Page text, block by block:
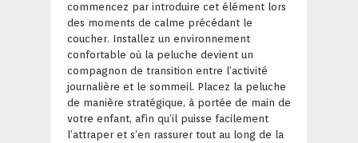
commencez par introduire cet élément lors
des moments de calme précédant le
coucher. Installez un environnement
confortable où la peluche devient un
compagnon de transition entre l’activité
journalière et le sommeil. Placez la peluche
de manière stratégique, à portée de main de
votre enfant, afin qu’il puisse facilement
l’attraper et s’en rassurer tout au long de la